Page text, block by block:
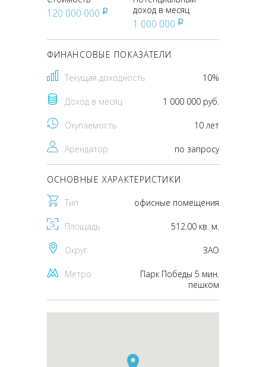
120 000 000 pуб
доход в месяц
1 000 000 pуб
ФИНАНСОВЫЕ ПОКАЗАТЕЛИ
Текущая доходность 10%
Доход в месяц 1 000 000 руб.
Окупаемость 10 лет
Арендатор по запросу
ОСНОВНЫЕ ХАРАКТЕРИСТИКИ
Тип офисные помещения
Площадь 512.00 кв. м.
Округ ЗАО
Метро
Парк Победы 5 мин.
пешком